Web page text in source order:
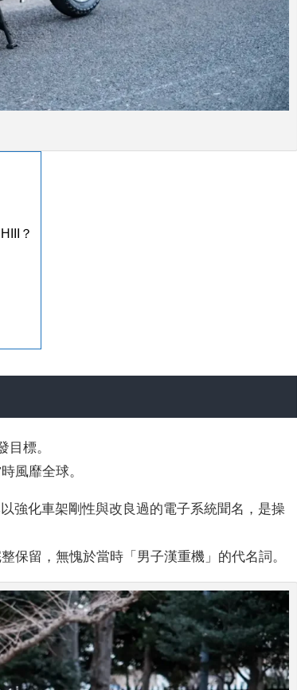
？
目標。
風靡全球。
強化車架剛性與改良過的電子系統聞名，是操
保留，無愧於當時「男子漢重機」的代名詞。